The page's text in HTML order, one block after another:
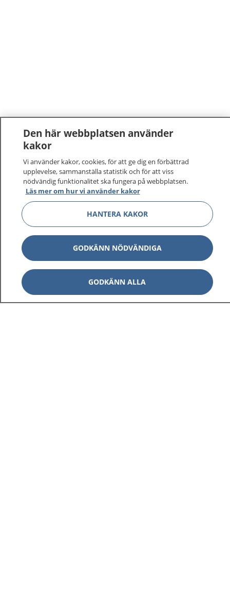
Den här webbplatsen använder
kakor
Vi använder kakor, cookies, för att ge dig en förbättrad
upplevelse, sammanställa statistik och för att viss
nödvändig funktionalitet ska fungera på webbplatsen.
Läs mer om hur vi använder kakor
HANTERA KAKOR
GODKÄNN NÖDVÄNDIGA
GODKÄNN ALLA